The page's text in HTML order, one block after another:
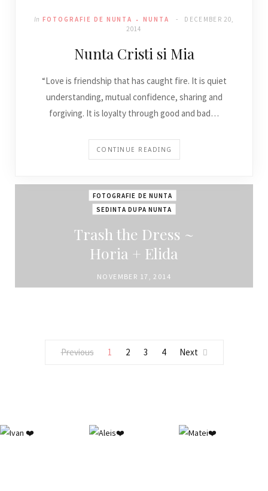
In FOTOGRAFIE DE NUNTA NUNTA
DECEMBER 20,
2014
Nunta Cristi si Mia
“Love is friendship that has caught fire. It is quiet
understanding, mutual confidence, sharing and
forgiving. It is loyalty through good and bad…
CONTINUE READING
FOTOGRAFIE DE NUNTA
SEDINTA DUPA NUNTA
Trash the Dress ~
Horia + Elida
NOVEMBER 17, 2014
Previous 1 2 3 4 Next